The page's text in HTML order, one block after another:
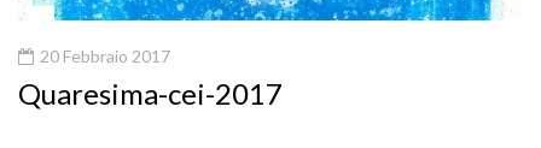
20 Febbraio 2017
Quaresima-cei-2017